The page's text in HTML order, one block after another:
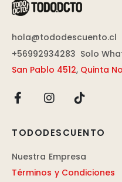
hola@tododescuento.cl
+56992934283 Solo
San Pablo 4512, Quinta
TODODESCUENTO
Nuestra Empresa
Términos y Condiciones